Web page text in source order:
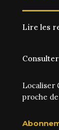
Lire les
Localiser
proche